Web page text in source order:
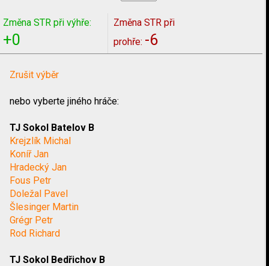
Změna STR při výhře:
+0
Změna STR při
prohře: -6
Zrušit výběr
nebo vyberte jiného hráče:
TJ Sokol Batelov B
Krejzlík Michal
Koníř Jan
Hradecký Jan
Fous Petr
Doležal Pavel
Šlesinger Martin
Grégr Petr
Rod Richard
TJ Sokol Bedřichov B